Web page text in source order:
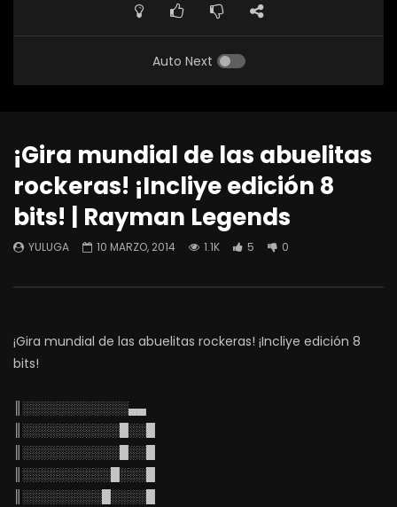
Auto Next
¡Gira mundial de las abuelitas
rockeras! ¡Incliye edición 8
bits! | Rayman Legends
YULUGA 10 MARZO, 2014 1.1K 5 0
¡Gira mundial de las abuelitas rockeras! ¡Incliye edición 8
bits!
║░░░░░░░░░░░░▄▄
║░░░░░░░░░░░█░░█
║░░░░░░░░░░░█░░█
║░░░░░░░░░░█░░░█
║░░░░░░░░░█░░░░█